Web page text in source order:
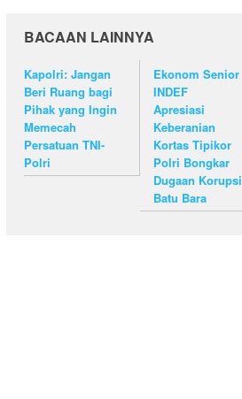
BACAAN LAINNYA
Kapolri: Jangan
Beri Ruang bagi
Pihak yang Ingin
Memecah
Persatuan TNI-
Polri
Ekonom Senior
INDEF
Apresiasi
Keberanian
Kortas Tipikor
Polri Bongkar
Dugaan Korupsi
Batu Bara